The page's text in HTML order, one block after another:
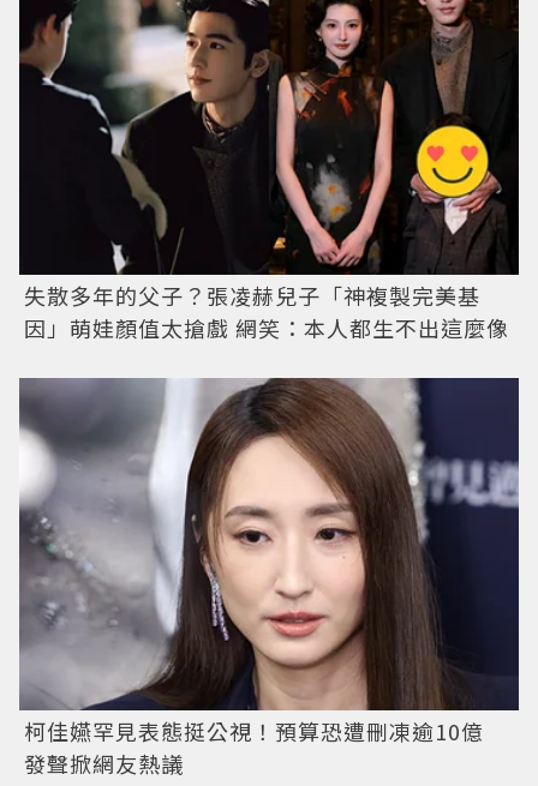
失散多年的父子？張凌赫兒子「神複製完美基
因」萌娃顏值太搶戲 網笑：本人都生不出這麼像
柯佳嬿罕見表態挺公視！預算恐遭刪凍逾10億
發聲掀網友熱議